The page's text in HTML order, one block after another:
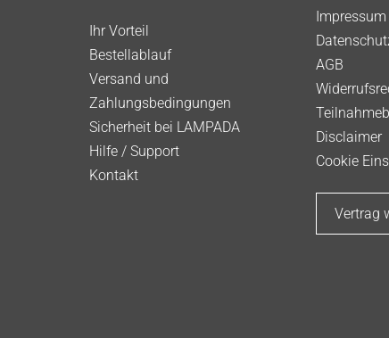
Ihr Vorteil
Bestellablauf
Versand und
Zahlungsbedingungen
Sicherheit bei LAMPADA
Hilfe / Support
Kontakt
Impressum
AGB
Disclaimer
Cookie
Vertrag